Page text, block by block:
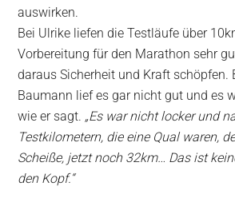
auswirken.
Bei Ulrike liefen die Testläufe über
Vorbereitung für den Marathon sehr
daraus Sicherheit und Kraft schöpfen.
Baumann lief es gar nicht gut und es
wie er sagt. „Es war nicht locker und
Testkilometern, die eine Qual waren,
Scheiße, jetzt noch 32km… Das ist
den Kopf.“